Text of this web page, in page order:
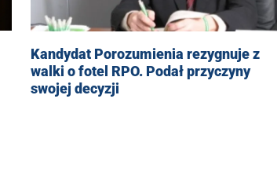
Kandydat Porozumienia rezygnuje z
walki o fotel RPO. Podał przyczyny
swojej decyzji